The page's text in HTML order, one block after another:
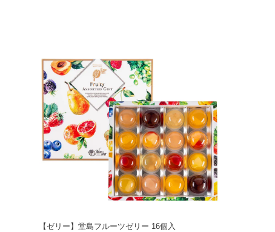
【ゼリー】堂島フルーツゼリー 16個入